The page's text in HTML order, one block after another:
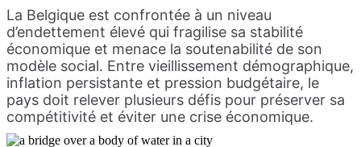
La Belgique est confrontée à un niveau
d’endettement élevé qui fragilise sa stabilité
économique et menace la soutenabilité de son
modèle social. Entre vieillissement démographique,
inflation persistante et pression budgétaire, le
pays doit relever plusieurs défis pour préserver sa
compétitivité et éviter une crise économique.